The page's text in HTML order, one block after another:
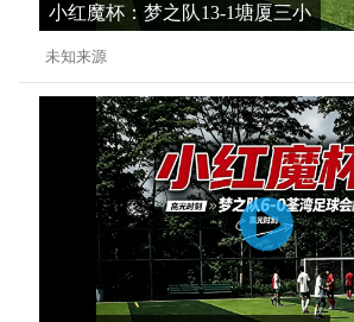
小红魔杯：梦之队13-1塘厦三小
未知来源